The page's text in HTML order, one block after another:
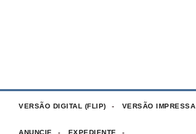
VERSÃO DIGITAL (FLIP) VERSÃO IMPRESSA
ANUNCIE EXPEDIENTE